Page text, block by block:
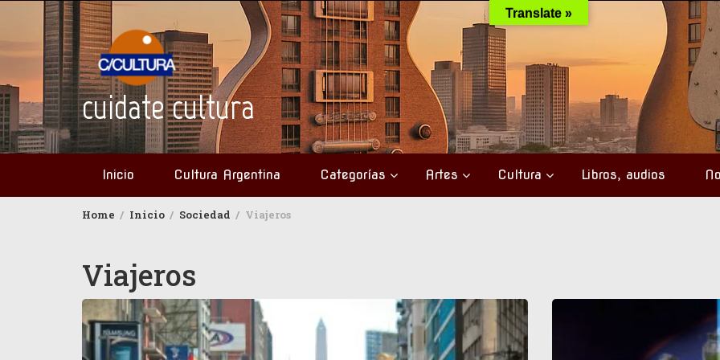
content
cuidate cultura
Inicio Cultura Argentina Categorías Artes Cultura Libros, audios
Home Inicio Sociedad Viajeros
Viajeros
Translate »